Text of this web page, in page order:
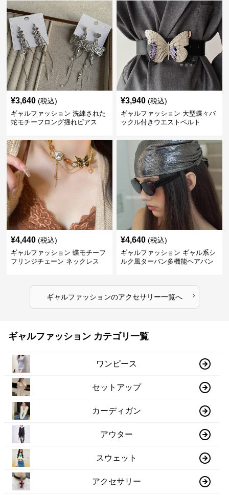
¥3,640 (税込)
ギャルファッション 洗練された
蛇モチーフロング揺れピアス
¥3,940 (税込)
ギャルファッション 大型蝶々バ
ックル付きウエストベルト
¥4,440 (税込)
ギャルファッション 蝶モチーフ
フリンジチェーン ネックレス
¥4,640 (税込)
ギャルファッション ギャル系シ
ルク風ターバン多機能ヘアバン
ギャルファッションのアクセサリー一覧へ ›
ギャルファッション カテゴリ一覧
ワンピース
セットアップ
カーディガン
アウター
スウェット
アクセサリー